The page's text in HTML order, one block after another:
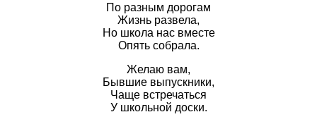
По разным дорогам
Жизнь развела,
Но школа нас вместе
Опять собрала.
Желаю вам,
Бывшие выпускники,
Чаще встречаться
У школьной доски.